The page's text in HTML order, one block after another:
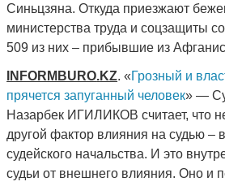
Синьцзяна. Откуда приезжают
министерства труда и соцзащиты
509 из них – прибывшие из
INFORMBURO.KZ. «Грозный и
прячется запуганный человек» —
Назарбек ИГИЛИКОВ считает, что
другой фактор влияния на судью –
судейского начальства. И это
судьи от внешнего влияния. Оно и